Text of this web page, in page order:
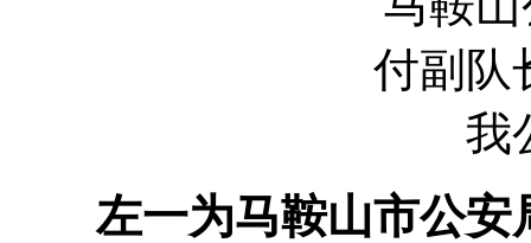
左一为马鞍山市公